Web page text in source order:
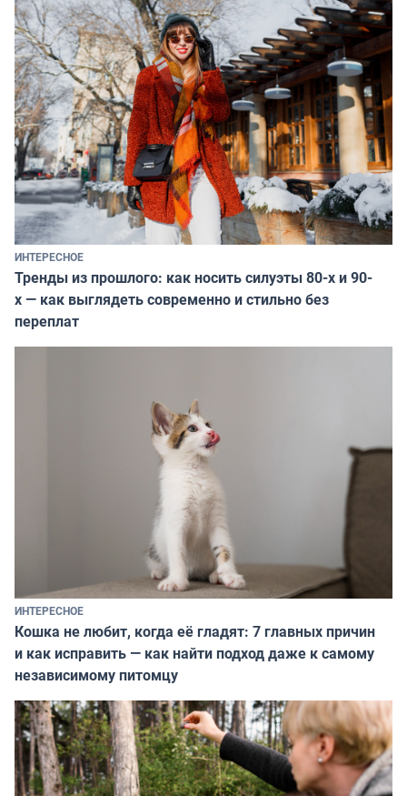
ИНТЕРЕСНОЕ
Тренды из прошлого: как носить силуэты 80-х и 90-
х — как выглядеть современно и стильно без
переплат
ИНТЕРЕСНОЕ
Кошка не любит, когда её гладят: 7 главных причин
и как исправить — как найти подход даже к самому
независимому питомцу